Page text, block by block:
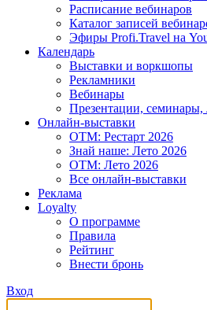
Расписание вебинаров
Каталог записей
Эфиры Profi.Travel на
Календарь
Выставки и воркшопы
Рекламники
Вебинары
Презентации, семинары,
Онлайн-выставки
OTM: Рестарт 2026
Знай наше: Лето 2026
OTM: Лето 2026
Все онлайн-выставки
Реклама
Loyalty
О программе
Правила
Рейтинг
Внести бронь
Вход